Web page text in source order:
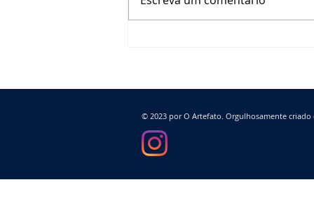
© 2023 por O Artefato. Orgulhosamente criado